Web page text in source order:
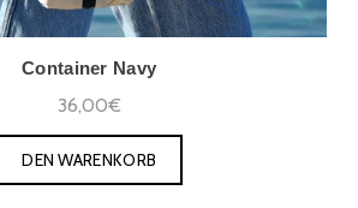
Container Navy
36,00€
DEN WARENKORB